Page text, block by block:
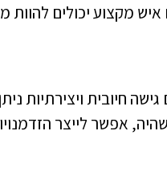
מקצוע יכולים
חיובית ויצירתיות
אפשר לייצר